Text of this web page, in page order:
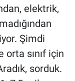
elektrik,
Şimdi
orta sınıf için
sorduk.